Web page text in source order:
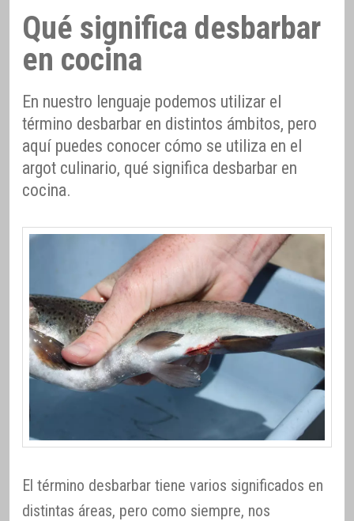
Qué significa desbarbar
en cocina
En nuestro lenguaje podemos utilizar el
término desbarbar en distintos ámbitos, pero
aquí puedes conocer cómo se utiliza en el
argot culinario, qué significa desbarbar en
cocina.
El término desbarbar tiene varios significados en
distintas áreas, pero como siempre, nos